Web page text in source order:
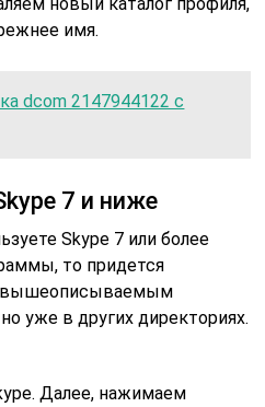
имя.
dcom 2147944122 с
7 и ниже
Skype 7 или более
то придется
вышеописываемым
уже в других директориях.
Далее, нажимаем